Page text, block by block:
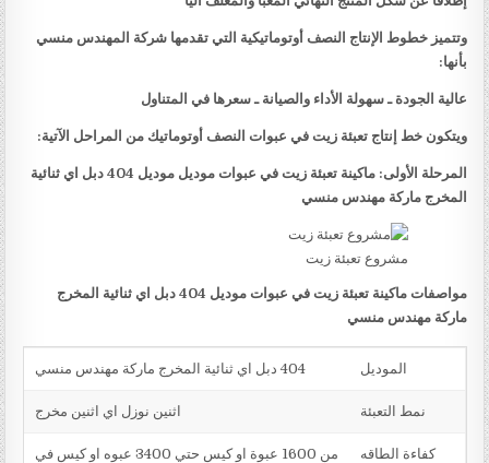
وتتميز خطوط الإنتاج النصف أوتوماتيكية التي تقدمها شركة المهندس منسي
بأنها:
عالية الجودة ـ سهولة الأداء والصيانة ـ سعرها في المتناول
ويتكون خط إنتاج تعبئة زيت في عبوات النصف أوتوماتيك من المراحل الآتية:
المرحلة الأولى: ماكينة تعبئة زيت في عبوات موديل موديل 404 دبل اي ثنائية
المخرج ماركة مهندس منسي
مشروع تعبئة زيت
مواصفات ماكينة تعبئة زيت في عبوات موديل 404 دبل اي ثنائية المخرج
ماركة مهندس منسي
الموديل 404 دبل اي ثنائية المخرج ماركة مهندس منسي
نمط التعبئة اثنين نوزل اي اثنين مخرج
كفاءة الطاقه
من 1600 عبوة او كيس حتي 3400 عبوه او كيس في